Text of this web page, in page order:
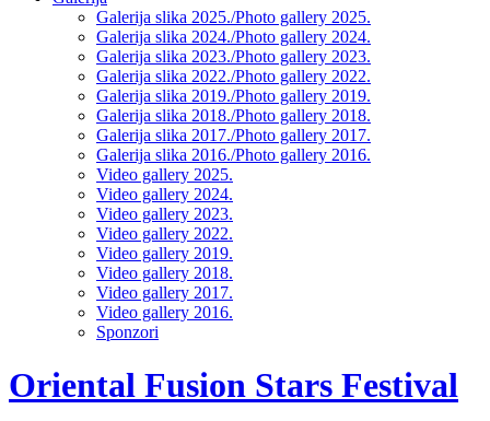
Galerija slika 2025./Photo gallery 2025.
Galerija slika 2024./Photo gallery 2024.
Galerija slika 2023./Photo gallery 2023.
Galerija slika 2022./Photo gallery 2022.
Galerija slika 2019./Photo gallery 2019.
Galerija slika 2018./Photo gallery 2018.
Galerija slika 2017./Photo gallery 2017.
Galerija slika 2016./Photo gallery 2016.
Video gallery 2025.
Video gallery 2024.
Video gallery 2023.
Video gallery 2022.
Video gallery 2019.
Video gallery 2018.
Video gallery 2017.
Video gallery 2016.
Sponzori
Oriental Fusion Stars Festival